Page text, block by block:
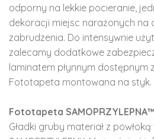
odporny na lekkie pocieranie,
dekoracji miejsc narażonych na
zabrudzenia. Do intensywnie
zalecamy dodatkowe
laminatem płynnym dostępnym
Fototapeta montowana na styk.
Fototapeta SAMOPRZYLEPNA™
Gładki gruby materiał z